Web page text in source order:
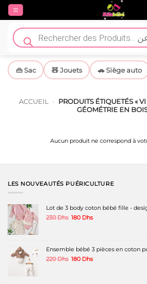
Passer
contenu
Recherche
de
produits
👜 Sac 🧸 Jouets 🚗 Siège auto
ACCUEIL - PRODUITS ÉTIQUETÉS «
GÉOMÉTRIE EN
Aucun produit ne correspond à
LES NOUVEAUTÉS PUÉRICULTURE
Lot de 3 body coton bébé fille -
230Dhs Le
230 Dhs.
180 DhsLe
180 Dhs.
Ensemble bébé 3 pièces en coton
220Dhs Le
180 DhsLe